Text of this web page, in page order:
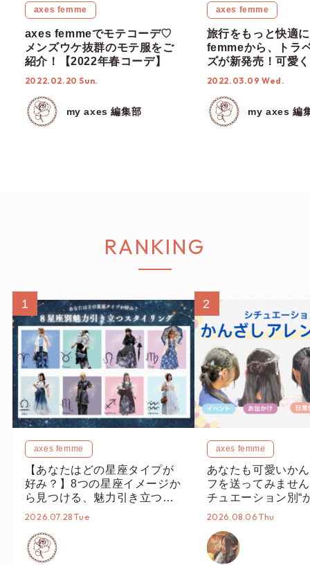
axes femme
axes femmeでモテコーデ♡
メンズウケ抜群のモテ服をご
紹介！【2022年春コーデ】
2022.02.20 Sun.
my axes 編集部
axes femme
旅行をもっと快適
femmeから、トラ
ズが新発売！可愛
トラベルグッズで
2022.03.09 Wed.
my axes 編
RANKING
1
axes femme
【あなたはどの星座タイプが
好み？】8つの星座イメージか
ら見つける、魅力引き立つス
タイリング♡
2026.07.28 Tue
2
axes femme
あなたも可愛いか
フを送ってみませ
チュエーション別“
オススメ【ショッ
2026.08.06 Thu